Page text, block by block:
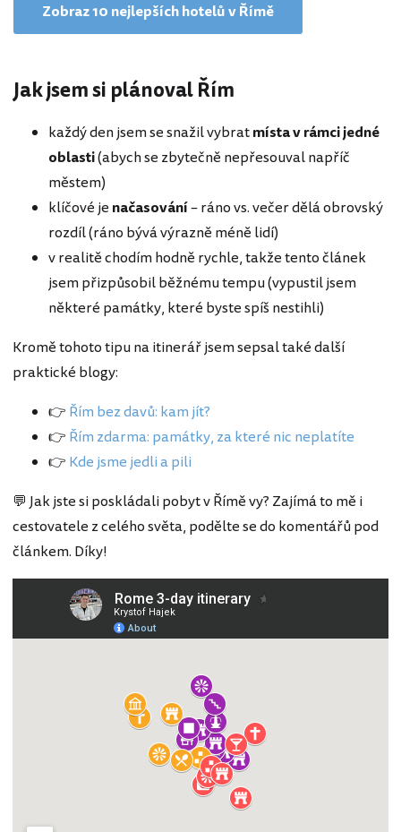
Zobraz 10 nejlepších hotelů v Římě
Jak jsem si plánoval Řím
každý den jsem se snažil vybratmísta v rámci jedné
oblasti(abych se zbytečně nepřesouval napříč
městem)
klíčové je načasování– ráno vs. večer dělá obrovský
rozdíl (ráno bývá výrazně méně lidí)
v realitě chodím hodně rychle, takže tento článek
jsem přizpůsobil běžnému tempu (vypustil jsem
některé památky, které byste spíš nestihli)
Kromě tohoto tipu na itinerář jsem sepsal také další
praktické blogy:
👉 Řím bez davů: kam jít?
👉 Řím zdarma: památky, za které nic neplatíte
👉 Kde jsme jedli a pili
💬 Jak jste si poskládali pobyt v Římě vy? Zajímá to mě i
cestovatele z celého světa, podělte se do komentářů pod
článkem. Díky!